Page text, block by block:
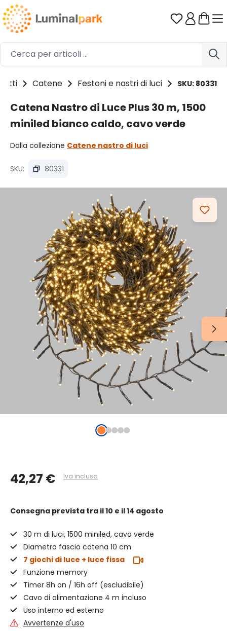
Passa al contenuto principale Hai 0
Catene Festoni e nastri di luci SKU: 80331
Catena Nastro di Luce Plus 30 m, 1500
miniled bianco caldo, cavo verde
Dalla collezione Catene nastro di luci
SKU: 80331
42,27 € Iva inclusa
Consegna prevista tra il 10 e il 14 agosto
30 m di luci, 1500 miniled, cavo verde
Diametro fascio catena 10 cm
7 giochi di luce + luce fissa
Funzione memory
Timer 8h on / 16h off (escludibile)
Cavo di alimentazione 4 m incluso
Uso interno ed esterno
Avvertenze d'uso